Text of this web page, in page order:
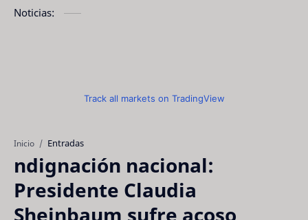
Noticias:
Track all markets on TradingView
Inicio Entradas
ndignación nacional:
Presidente Claudia
Sheinbaum sufre acoso